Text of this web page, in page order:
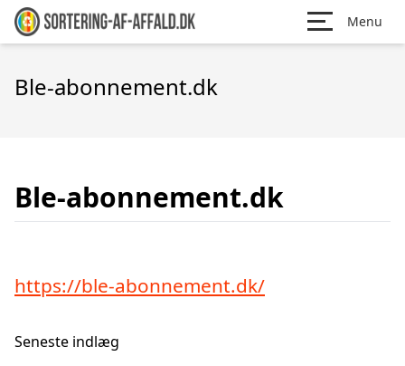
Menu
Ble-abonnement.dk
Ble-abonnement.dk
https://ble-abonnement.dk/
Seneste indlæg